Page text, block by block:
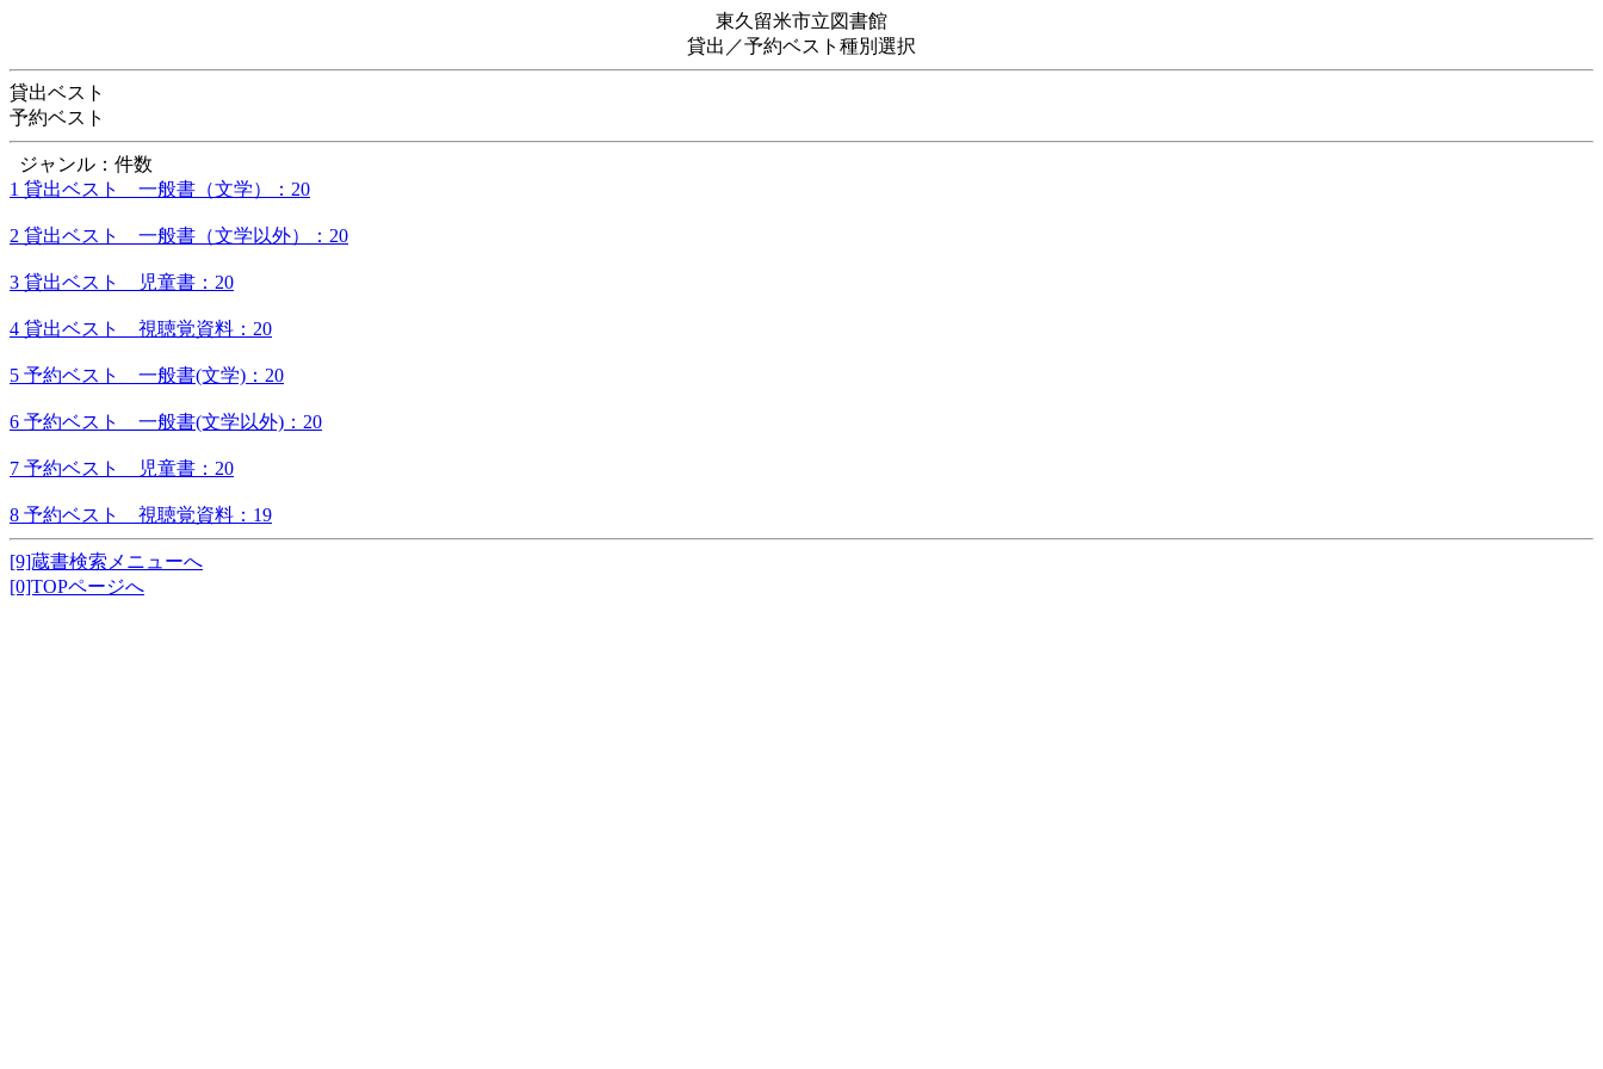
東久留米市立図書館
貸出／予約ベスト種別選択
貸出ベスト
予約ベスト
ジャンル：件数
1 貸出ベスト 一般書（文学）：20
2 貸出ベスト 一般書（文学以外）：20
3 貸出ベスト 児童書：20
4 貸出ベスト 視聴覚資料：20
5 予約ベスト 一般書(文学)：20
6 予約ベスト 一般書(文学以外)：20
7 予約ベスト 児童書：20
8 予約ベスト 視聴覚資料：19
[9]蔵書検索メニューへ
[0]TOPページへ